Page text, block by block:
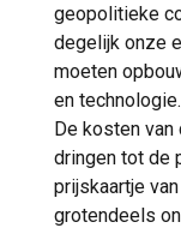
geopolitieke
degelijk onze
moeten
en
De kosten
dringen tot de
prijskaartje
grotendeels